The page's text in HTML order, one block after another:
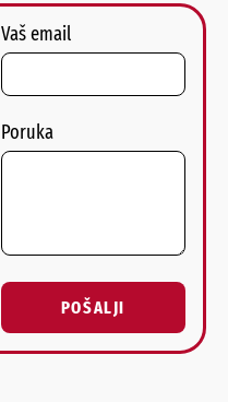
Vaš email
Poruka
POŠALJI
Alternative: